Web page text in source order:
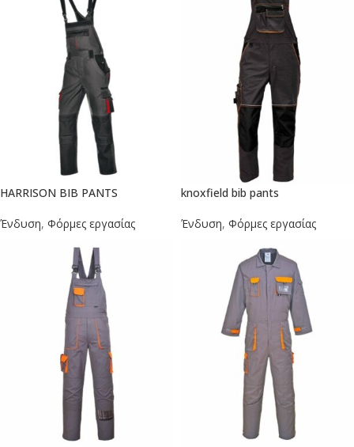
HARRISON BIB PANTS
Ένδυση, Φόρμες εργασίας
knoxfield bib pants
Ένδυση, Φόρμες εργασίας